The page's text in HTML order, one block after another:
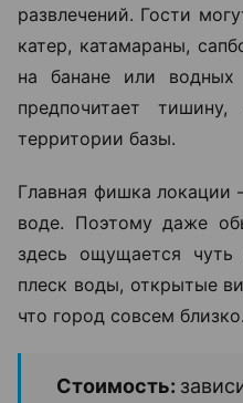
развлечений. Гости
катер, катамараны,
на банане или
предпочитает
территории базы.
Главная фишка
воде. Поэтому даже
здесь ощущается
плеск воды, открытые
что город совсем близко.
Стоимость: